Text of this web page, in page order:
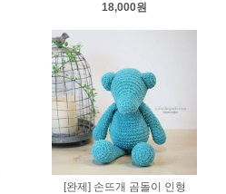
18,000원
[완제] 손뜨개 곰돌이 인형